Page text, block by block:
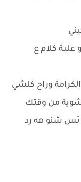
كلام ع
وراح كلشي
من وقتك
بَس شنو هه رد